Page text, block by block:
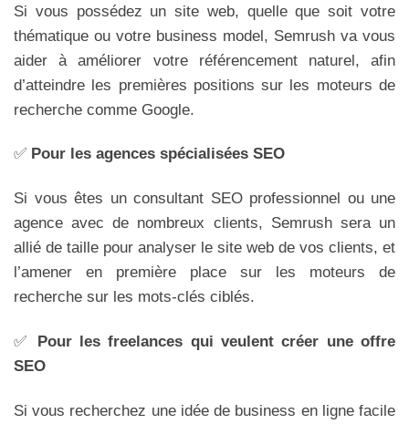
Si vous possédez un site web, quelle que soit votre
thématique ou votre business model, Semrush va vous
aider à améliorer votre référencement naturel, afin
d’atteindre les premières positions sur les moteurs de
recherche comme Google.
✅ Pour les agences spécialisées SEO
Si vous êtes un consultant SEO professionnel ou une
agence avec de nombreux clients, Semrush sera un
allié de taille pour analyser le site web de vos clients, et
l’amener en première place sur les moteurs de
recherche sur les mots-clés ciblés.
✅ Pour les freelances qui veulent créer une offre
SEO
Si vous recherchez une idée de business en ligne facile